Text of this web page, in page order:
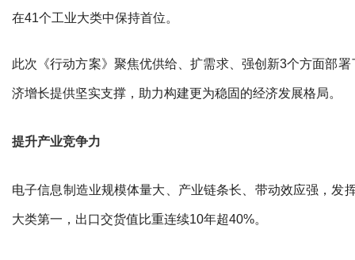
在41个工业大类中保持首位。
此次《行动方案》聚焦优供给、扩需求、强创新3个方面部
济增长提供坚实支撑，助力构建更为稳固的经济发展格局。
提升产业竞争力
电子信息制造业规模体量大、产业链条长、带动效应强，发
大类第一，出口交货值比重连续10年超40%。